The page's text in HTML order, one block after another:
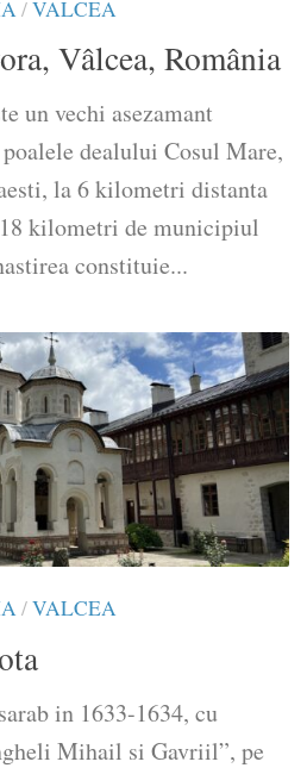
/VALCEA
Vâlcea, România
un vechi asezamant
dealului Cosul Mare,
la 6 kilometri distanta
kilometri de municipiul
constituie...
/VALCEA
in 1633-1634, cu
Mihail si Gavriil”, pe